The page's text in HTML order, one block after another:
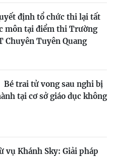
định tổ chức thi lại tất
môn tại điểm thi Trường
Chuyên Tuyên Quang
Bé trai tử vong sau nghi bị
tại cơ sở giáo dục không
vụ Khánh Sky: Giải pháp